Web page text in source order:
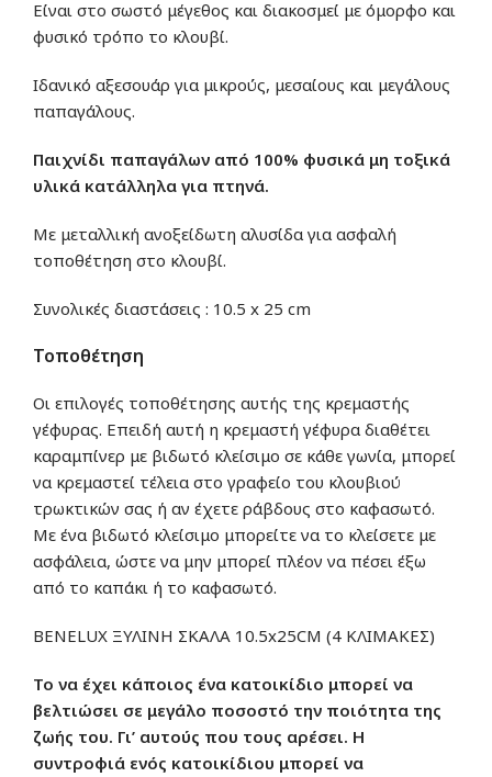
Είναι στο σωστό μέγεθος και διακοσμεί με όμορφο και
φυσικό τρόπο το κλουβί.
Ιδανικό αξεσουάρ για μικρούς, μεσαίους και μεγάλους
παπαγάλους.
Παιχνίδι παπαγάλων από 100% φυσικά μη τοξικά
υλικά κατάλληλα για πτηνά.
Με μεταλλική ανοξείδωτη αλυσίδα για ασφαλή
τοποθέτηση στο κλουβί.
Συνολικές διαστάσεις : 10.5 x 25 cm
Τοποθέτηση
Οι επιλογές τοποθέτησης αυτής της κρεμαστής
γέφυρας. Επειδή αυτή η κρεμαστή γέφυρα διαθέτει
καραμπίνερ με βιδωτό κλείσιμο σε κάθε γωνία, μπορεί
να κρεμαστεί τέλεια στο γραφείο του κλουβιού
τρωκτικών σας ή αν έχετε ράβδους στο καφασωτό.
Με ένα βιδωτό κλείσιμο μπορείτε να το κλείσετε με
ασφάλεια, ώστε να μην μπορεί πλέον να πέσει έξω
από το καπάκι ή το καφασωτό.
BENELUX ΞΥΛΙΝΗ ΣΚΑΛΑ 10.5x25CM (4 ΚΛΙΜΑΚΕΣ)
Το να έχει κάποιος ένα κατοικίδιο μπορεί να
βελτιώσει σε μεγάλο ποσοστό την ποιότητα της
ζωής του. Γι’ αυτούς που τους αρέσει. Η
συντροφιά ενός κατοικίδιου μπορεί να